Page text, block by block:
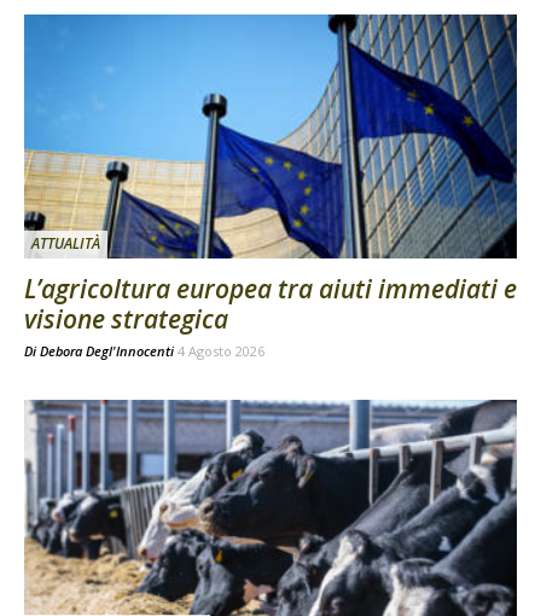
ATTUALITÀ
L’agricoltura europea tra aiuti immediati e
visione strategica
Di Debora Degl'Innocenti 4 Agosto 2026